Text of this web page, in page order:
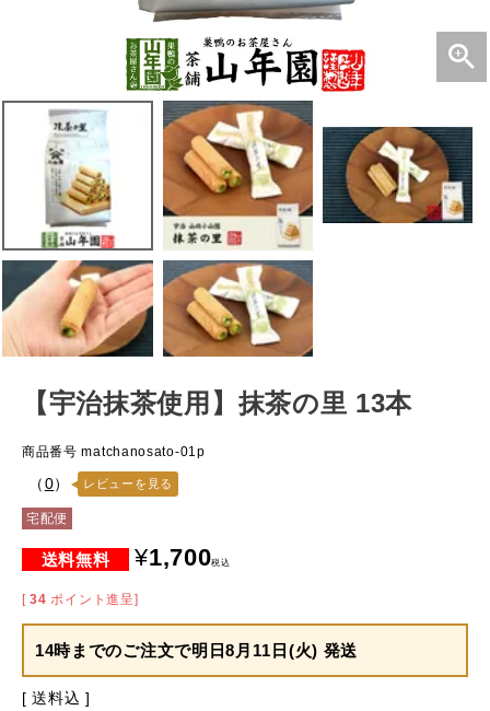
【宇治抹茶使用】抹茶の里 13本
商品番号 matchanosato-01p
（0） レビューを見る
宅配便
¥1,700税込
[ 34 ポイント進呈]
14時までのご注文で明日8月11日(火) 発送
送料込